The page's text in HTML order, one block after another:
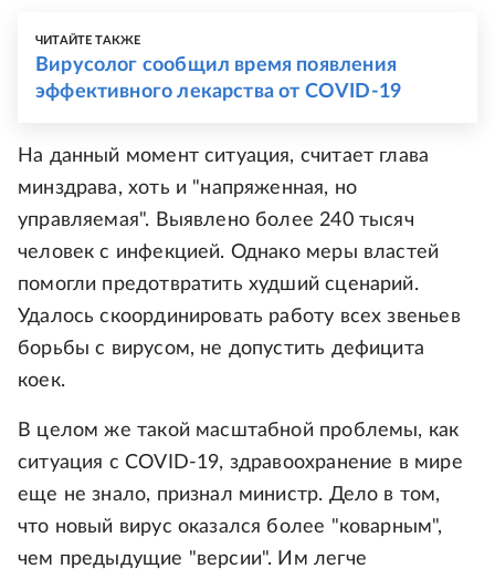
ЧИТАЙТЕ ТАКЖЕ
Вирусолог сообщил время появления
эффективного лекарства от COVID-19
На данный момент ситуация, считает глава
минздрава, хоть и "напряженная, но
управляемая". Выявлено более 240 тысяч
человек с инфекцией. Однако меры властей
помогли предотвратить худший сценарий.
Удалось скоординировать работу всех звеньев
борьбы с вирусом, не допустить дефицита
коек.
В целом же такой масштабной проблемы, как
ситуация с COVID-19, здравоохранение в мире
еще не знало, признал министр. Дело в том,
что новый вирус оказался более "коварным",
чем предыдущие "версии". Им легче